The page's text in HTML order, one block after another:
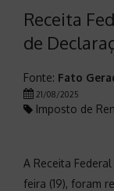
Receita
de
Fonte: Fato
21/08/2025
Imposto de
A Receita
feira (19), foram